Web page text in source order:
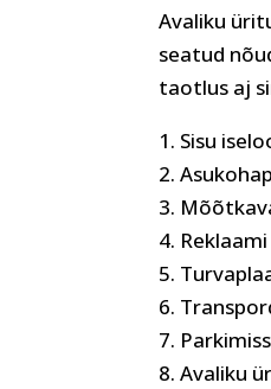
Avaliku
seatud
taotlus aj
1. Sisu
2.
3.
4.
5.
6.
7.
8. Avaliku